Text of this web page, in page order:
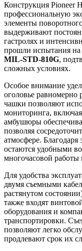
Конструкция Pioneer
профессиональную
элементы
выдерживают
гастролях и
прошли испытания на
MIL-STD-810G,
сложных условиях.
Особое внимание
оголовье равномерно
чашки позволяют
мониторинга,
амбушюры
позволяя
атмосфере.
остаются удобными
многочасовой работы
Для удобства
двумя съемными
растянутом
также входят
оборудования и
транспортировки.
позволяют легко
продлевают срок их